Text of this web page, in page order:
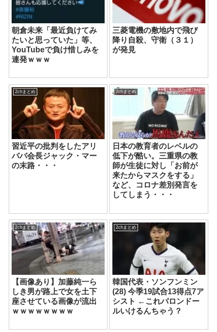
朝倉未来「最近負けてみ
たいと思っていた」等、
YouTubeで負け惜しみを
連発ｗｗｗ
三菱電機の敷地内で飛び
降り自殺、守衛（３１）
が発見
2chまとめ
習近平の批判をしたアリ
ババ会長ジャック・マー
の末路・・・
2chまとめ
日本の教育者のレベルの
低下が酷い。三重県の教
師が生徒に対し「お前が
来たからマスクをする」
など、コロナ差別発言を
してしまう・・・
2chまとめ
【画像あり】加藤純一ら
しき男が路上で女を土下
座させている画像が流出
ｗｗｗｗｗｗｗｗ
2chまとめ
韓国代表・ソンフンミン
(28) 今季19試合13得点7ア
シスト ←これバロンドー
ルいけるんちゃう？